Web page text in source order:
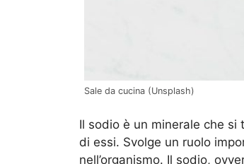
Sale da cucina (Unsplash)
Il sodio è un minerale che
di essi. Svolge un ruolo
nell’organismo. Il sodio,